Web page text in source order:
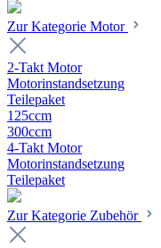
Zur Kategorie Motor
2-Takt Motor
Motorinstandsetzung
Teilepaket
125ccm
300ccm
4-Takt Motor
Motorinstandsetzung
Teilepaket
Zur Kategorie Zubehör